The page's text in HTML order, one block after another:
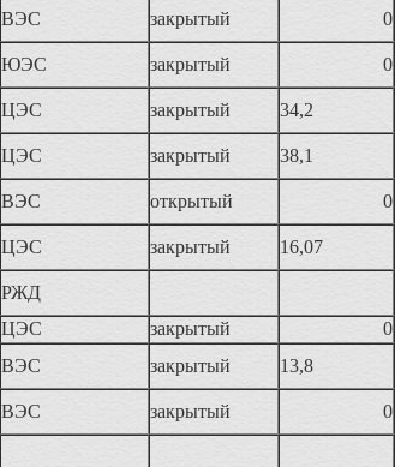
ВЭС закрытый
0
ЮЭС закрытый 0
ЦЭС закрытый 34,2
ЦЭС закрытый
38,1
ВЭС открытый 0
ЦЭС закрытый
16,07
РЖД
ЦЭС закрытый
0
ВЭС закрытый
13,8
ВЭС закрытый 0